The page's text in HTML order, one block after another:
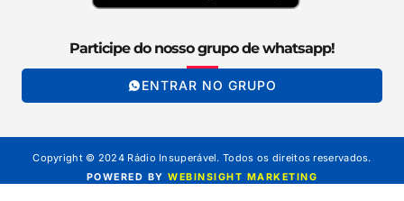
Participe do nosso grupo de whatsapp!
ENTRAR NO GRUPO
Copyright © 2024 Rádio Insuperável. Todos os direitos reservados.
POWERED BYWEBINSIGHT MARKETING